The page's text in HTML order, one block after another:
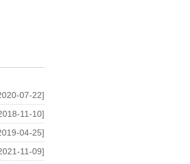
07-22]
11-10]
04-25]
11-09]